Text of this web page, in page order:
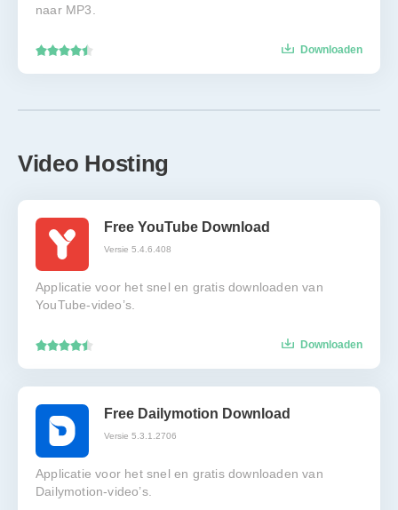
naar MP3.
Downloaden
Video Hosting
Free YouTube Download
Versie 5.4.6.408
Applicatie voor het snel en gratis downloaden van
YouTube-video’s.
Downloaden
Free Dailymotion Download
Versie 5.3.1.2706
Applicatie voor het snel en gratis downloaden van
Dailymotion-video’s.